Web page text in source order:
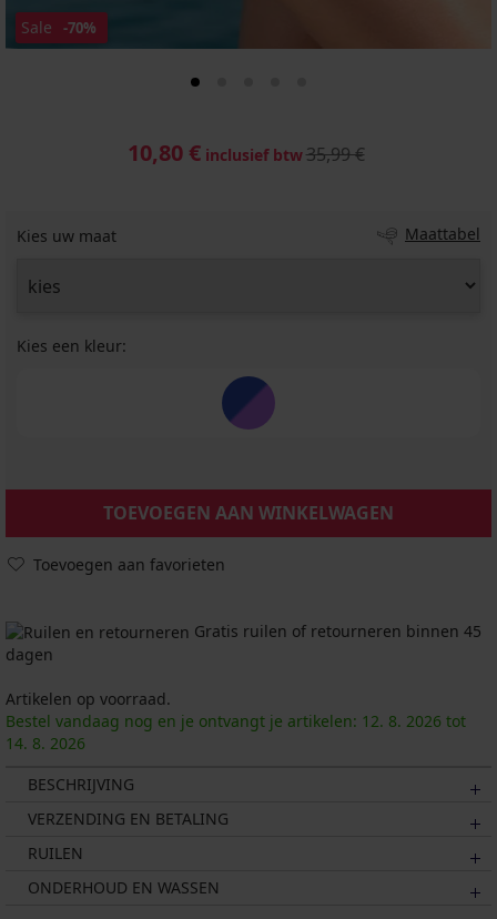
Sale -70%
10,80 € inclusief btw35,99 €
Kies uw maat Maattabel
Kies een kleur:
TOEVOEGEN AAN WINKELWAGEN
Toevoegen aan favorieten
Gratis ruilen of retourneren binnen 45
dagen
Artikelen op voorraad.
Bestel vandaag nog en je ontvangt je artikelen: 12. 8. 2026 tot
14. 8. 2026
BESCHRIJVING
VERZENDING EN BETALING
RUILEN
ONDERHOUD EN WASSEN